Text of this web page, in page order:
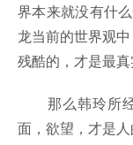
界本来就没有什
龙当前的世界观
残酷的，才是最真
那么韩玲所经
面，欲望，才是人